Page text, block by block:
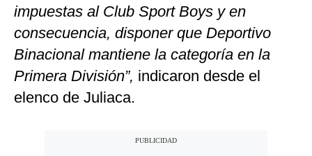
impuestas al Club Sport Boys y en
consecuencia, disponer que Deportivo
Binacional mantiene la categoría en la
Primera División”, indicaron desde el
elenco de Juliaca.